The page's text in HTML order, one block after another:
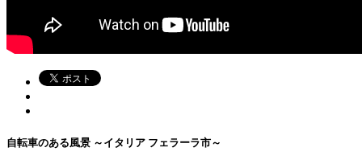
自転車のある風景 ～イタリア フェラーラ市～